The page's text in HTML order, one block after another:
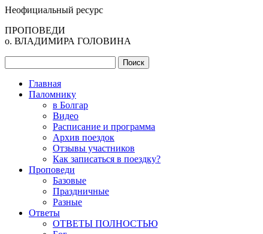
Неофициальный ресурс
ПРОПОВЕДИ
о. ВЛАДИМИРА ГОЛОВИНА
Главная
Паломнику
в Болгар
Видео
Расписание и программа
Архив поездок
Отзывы участников
Как записаться в поездку?
Проповеди
Базовые
Праздничные
Разные
Ответы
ОТВЕТЫ ПОЛНОСТЬЮ